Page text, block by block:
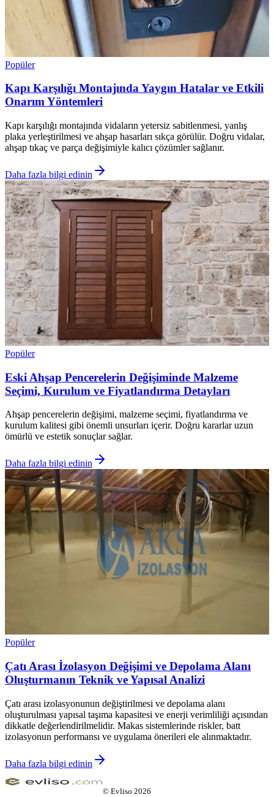
Popüler
Kapı Karşılığı Montajında Yaygın Hatalar ve Etkili
Onarım Yöntemleri
Kapı karşılığı montajında vidaların yetersiz sabitlenmesi, yanlış
plaka yerleştirilmesi ve ahşap hasarları sıkça görülür. Doğru vidalar,
ahşap tıkaç ve parça değişimiyle kalıcı çözümler sağlanır.
Daha fazla bilgi edinin
Popüler
Eski Ahşap Pencerelerin Değişiminde Malzeme
Seçimi, Kurulum ve Fiyatlandırma Detayları
Ahşap pencerelerin değişimi, malzeme seçimi, fiyatlandırma ve
kurulum kalitesi gibi önemli unsurları içerir. Doğru kararlar uzun
ömürlü ve estetik sonuçlar sağlar.
Daha fazla bilgi edinin
Popüler
Çatı Arası İzolasyon Değişimi ve Depolama Alanı
Oluşturmanın Teknik ve Yapısal Analizi
Çatı arası izolasyonunun değiştirilmesi ve depolama alanı
oluşturulması yapısal taşıma kapasitesi ve enerji verimliliği açısından
dikkatle değerlendirilmelidir. Makas sistemlerinde riskler, batt
izolasyonun performansı ve uygulama önerileri ele alınmaktadır.
Daha fazla bilgi edinin
© Evliso 2026